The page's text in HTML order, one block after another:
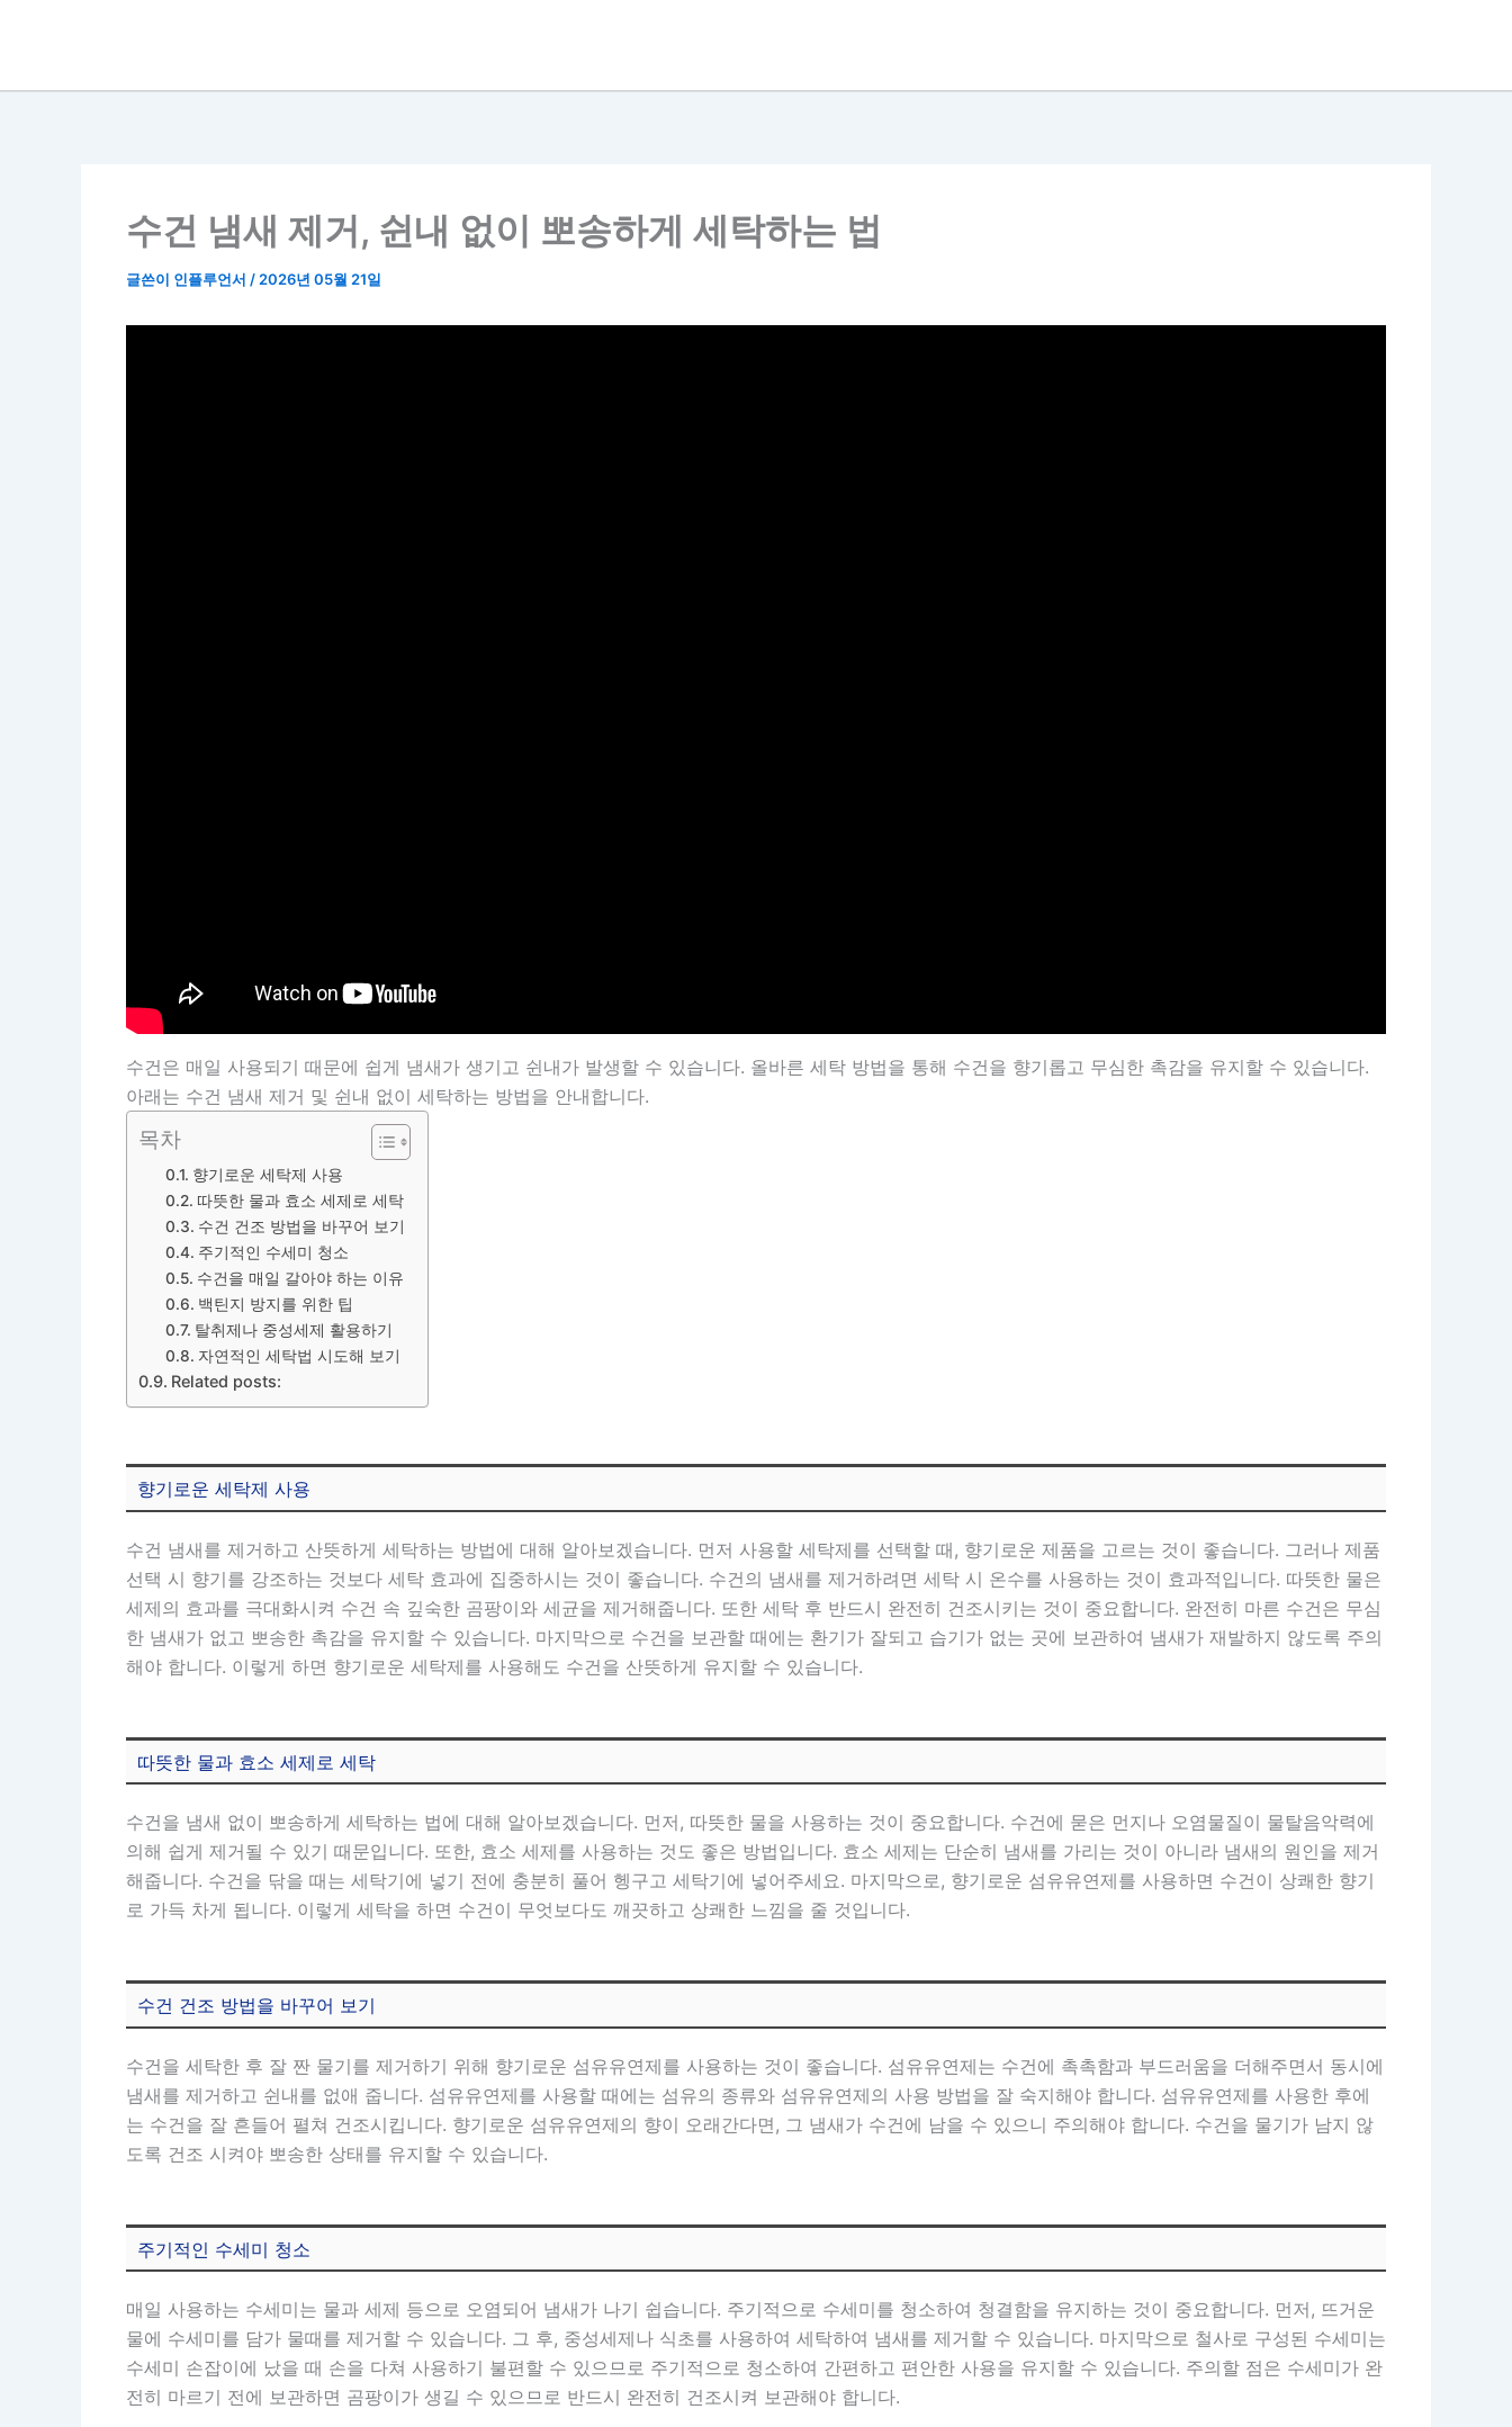
수건 냄새 제거, 쉰내 없이 뽀송하게 세탁하는 법
글쓴이 인플루언서 / 2026년 05월 21일
수건은 매일 사용되기 때문에 쉽게 냄새가 생기고 쉰내가 발생할 수 있습니다. 올바른 세탁 방법을 통해 수건을 향기롭고 무심한 촉감을 유지할 수 있습니다.
아래는 수건 냄새 제거 및 쉰내 없이 세탁하는 방법을 안내합니다.
목차
향기로운 세탁제 사용
따뜻한 물과 효소 세제로 세탁
수건 건조 방법을 바꾸어 보기
주기적인 수세미 청소
수건을 매일 갈아야 하는 이유
백틴지 방지를 위한 팁
탈취제나 중성세제 활용하기
자연적인 세탁법 시도해 보기
Related posts:
향기로운 세탁제 사용
수건 냄새를 제거하고 산뜻하게 세탁하는 방법에 대해 알아보겠습니다. 먼저 사용할 세탁제를 선택할 때, 향기로운 제품을 고르는 것이 좋습니다. 그러나 제품
선택 시 향기를 강조하는 것보다 세탁 효과에 집중하시는 것이 좋습니다. 수건의 냄새를 제거하려면 세탁 시 온수를 사용하는 것이 효과적입니다. 따뜻한 물은
세제의 효과를 극대화시켜 수건 속 깊숙한 곰팡이와 세균을 제거해줍니다. 또한 세탁 후 반드시 완전히 건조시키는 것이 중요합니다. 완전히 마른 수건은 무심
한 냄새가 없고 뽀송한 촉감을 유지할 수 있습니다. 마지막으로 수건을 보관할 때에는 환기가 잘되고 습기가 없는 곳에 보관하여 냄새가 재발하지 않도록 주의
해야 합니다. 이렇게 하면 향기로운 세탁제를 사용해도 수건을 산뜻하게 유지할 수 있습니다.
따뜻한 물과 효소 세제로 세탁
수건을 냄새 없이 뽀송하게 세탁하는 법에 대해 알아보겠습니다. 먼저, 따뜻한 물을 사용하는 것이 중요합니다. 수건에 묻은 먼지나 오염물질이 물탈음악력에
의해 쉽게 제거될 수 있기 때문입니다. 또한, 효소 세제를 사용하는 것도 좋은 방법입니다. 효소 세제는 단순히 냄새를 가리는 것이 아니라 냄새의 원인을 제거
해줍니다. 수건을 닦을 때는 세탁기에 넣기 전에 충분히 풀어 헹구고 세탁기에 넣어주세요. 마지막으로, 향기로운 섬유유연제를 사용하면 수건이 상쾌한 향기
로 가득 차게 됩니다. 이렇게 세탁을 하면 수건이 무엇보다도 깨끗하고 상쾌한 느낌을 줄 것입니다.
수건 건조 방법을 바꾸어 보기
수건을 세탁한 후 잘 짠 물기를 제거하기 위해 향기로운 섬유유연제를 사용하는 것이 좋습니다. 섬유유연제는 수건에 촉촉함과 부드러움을 더해주면서 동시에
냄새를 제거하고 쉰내를 없애 줍니다. 섬유유연제를 사용할 때에는 섬유의 종류와 섬유유연제의 사용 방법을 잘 숙지해야 합니다. 섬유유연제를 사용한 후에
는 수건을 잘 흔들어 펼쳐 건조시킵니다. 향기로운 섬유유연제의 향이 오래간다면, 그 냄새가 수건에 남을 수 있으니 주의해야 합니다. 수건을 물기가 남지 않
도록 건조 시켜야 뽀송한 상태를 유지할 수 있습니다.
주기적인 수세미 청소
매일 사용하는 수세미는 물과 세제 등으로 오염되어 냄새가 나기 쉽습니다. 주기적으로 수세미를 청소하여 청결함을 유지하는 것이 중요합니다. 먼저, 뜨거운
물에 수세미를 담가 물때를 제거할 수 있습니다. 그 후, 중성세제나 식초를 사용하여 세탁하여 냄새를 제거할 수 있습니다. 마지막으로 철사로 구성된 수세미는
수세미 손잡이에 났을 때 손을 다쳐 사용하기 불편할 수 있으므로 주기적으로 청소하여 간편하고 편안한 사용을 유지할 수 있습니다. 주의할 점은 수세미가 완
전히 마르기 전에 보관하면 곰팡이가 생길 수 있으므로 반드시 완전히 건조시켜 보관해야 합니다.